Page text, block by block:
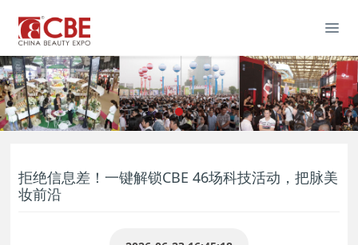
拒绝信息差！一键解锁CBE 46场科技活动，把脉美
妆前沿